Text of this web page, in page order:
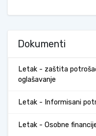
Dokumenti
Letak - zaštita
oglašavanje
Letak - Informisani
Letak - Osobne